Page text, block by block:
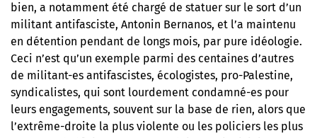
bien, a notamment été chargé de statuer sur le sort d’un
militant antifasciste, Antonin Bernanos, et l’a maintenu
en détention pendant de longs mois, par pure idéologie.
Ceci n’est qu’un exemple parmi des centaines d’autres
de militant-es antifascistes, écologistes, pro-Palestine,
syndicalistes, qui sont lourdement condamné-es pour
leurs engagements, souvent sur la base de rien, alors que
l’extrême-droite la plus violente ou les policiers les plus